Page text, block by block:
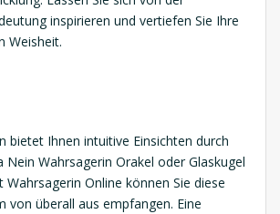
inspirieren und vertiefen Sie Ihre
Weisheit.
bietet Ihnen intuitive Einsichten durch
Nein Wahrsagerin Orakel oder Glaskugel
Wahrsagerin Online können Sie diese
von überall aus empfangen. Eine